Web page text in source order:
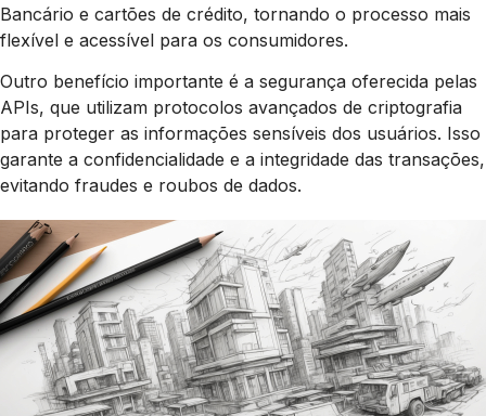
Bancário e cartões de crédito, tornando o processo mais
flexível e acessível para os consumidores.
Outro benefício importante é a segurança oferecida pelas
APIs, que utilizam protocolos avançados de criptografia
para proteger as informações sensíveis dos usuários. Isso
garante a confidencialidade e a integridade das transações,
evitando fraudes e roubos de dados.